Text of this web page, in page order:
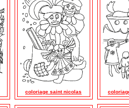
coloriage saint nicolas